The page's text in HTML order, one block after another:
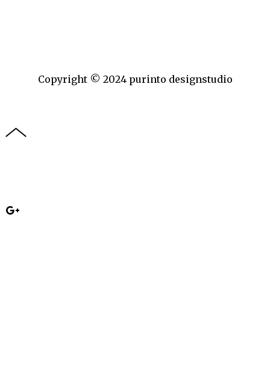
Copyright © 2024 purinto designstudio